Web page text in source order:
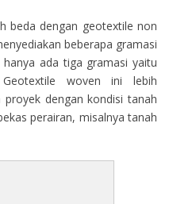
beda dengan geotextile non
beberapa gramasi
ada tiga gramasi yaitu
woven ini lebih
dengan kondisi tanah
perairan, misalnya tanah